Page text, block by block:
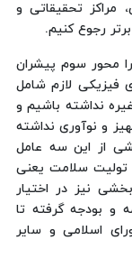
مراکز تحقیقاتی و
رجوع کنیم.
محور سوم پیشران
فیزیکی لازم شامل
غیره نداشته باشیم و
و نوآوری نداشته
از این سه عامل
تولیت سلامت یعنی
نیز در اختیار
و بودجه گرفته تا
اسلامی و سایر